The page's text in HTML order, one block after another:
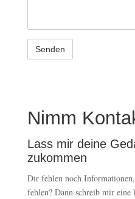
Nimm
Lass mir deine
zukommen
Dir fehlen noch
fehlen? Dann schreib mir